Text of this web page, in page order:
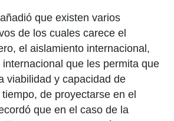
que existen varios
de los cuales carece el
el aislamiento internacional,
internacional que les permita que
viabilidad y capacidad de
de proyectarse en el
que en el caso de la